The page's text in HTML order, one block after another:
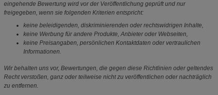
eingehende Bewertung wird vor der Veröffentlichung geprüft und nur
freigegeben, wenn sie folgenden Kriterien entspricht:
keine beleidigenden, diskriminierenden oder rechtswidrigen Inhalte,
keine Werbung für andere Produkte, Anbieter oder Webseiten,
keine Preisangaben, persönlichen Kontaktdaten oder vertraulichen
Informationen.
Wir behalten uns vor, Bewertungen, die gegen diese Richtlinien oder geltendes
Recht verstoßen, ganz oder teilweise nicht zu veröffentlichen oder nachträglich
zu entfernen.